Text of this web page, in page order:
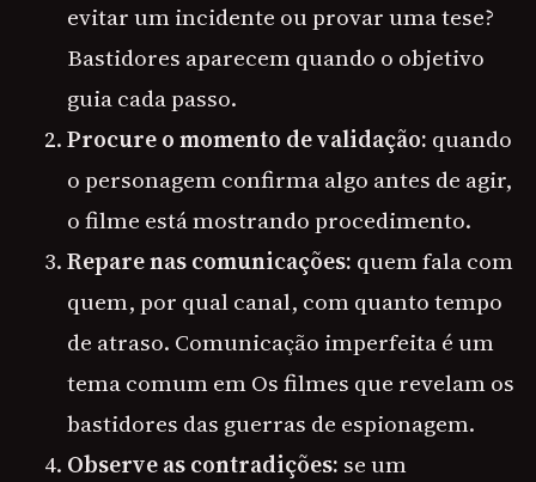
evitar um incidente ou provar uma tese?
Bastidores aparecem quando o objetivo
guia cada passo.
Procure o momento de validação: quando
o personagem confirma algo antes de agir,
o filme está mostrando procedimento.
Repare nas comunicações: quem fala com
quem, por qual canal, com quanto tempo
de atraso. Comunicação imperfeita é um
tema comum em Os filmes que revelam os
bastidores das guerras de espionagem.
Observe as contradições: se um